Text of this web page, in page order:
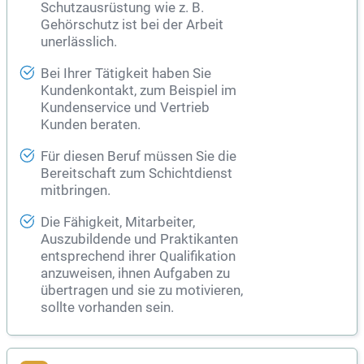
Schutzausrüstung wie z. B.
Gehörschutz ist bei der Arbeit
unerlässlich.
Bei Ihrer Tätigkeit haben Sie
Kundenkontakt, zum Beispiel im
Kundenservice und Vertrieb
Kunden beraten.
Für diesen Beruf müssen Sie die
Bereitschaft zum Schichtdienst
mitbringen.
Die Fähigkeit, Mitarbeiter,
Auszubildende und Praktikanten
entsprechend ihrer Qualifikation
anzuweisen, ihnen Aufgaben zu
übertragen und sie zu motivieren,
sollte vorhanden sein.